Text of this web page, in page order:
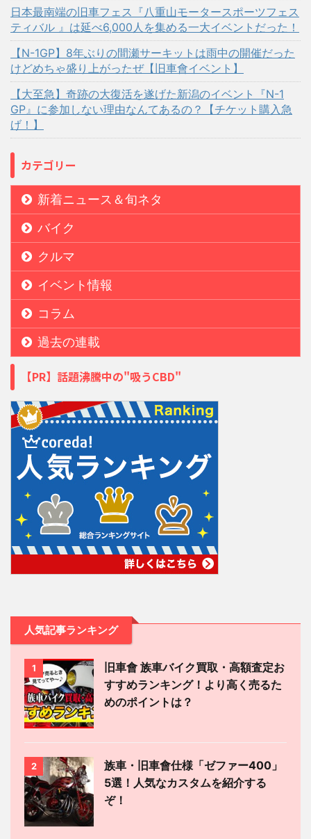
日本最南端の旧車フェス『八重山モータースポーツフェス
ティバル 』は延べ6,000人を集める一大イベントだった！
【N-1GP】8年ぶりの間瀬サーキットは雨中の開催だった
けどめちゃ盛り上がったぜ【旧車會イベント】
【大至急】奇跡の大復活を遂げた新潟のイベント『N-1
GP』に参加しない理由なんてあるの？【チケット購入急
げ！】
カテゴリー
新着ニュース＆旬ネタ
バイク
クルマ
イベント情報
コラム
過去の連載
【PR】話題沸騰中の"吸うCBD"
人気記事ランキング
1
旧車會 族車バイク買取・高額査定お
すすめランキング！より高く売るた
めのポイントは？
2
族車・旧車會仕様「ゼファー400」
5選！人気なカスタムを紹介する
ぞ！